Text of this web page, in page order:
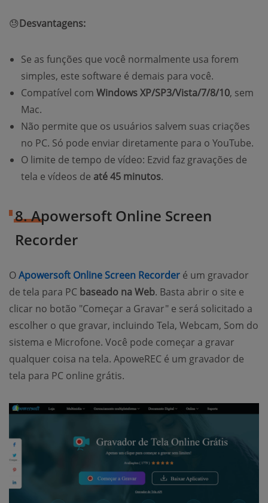
😓Desvantagens:
Se as funções que você normalmente usa forem
simples, este software é demais para você.
Compatível com Windows XP/SP3/Vista/7/8/10, sem
Mac.
Não permite que os usuários salvem suas criações
no PC. Só pode enviar diretamente para o YouTube.
O limite de tempo de vídeo: Ezvid faz gravações de
tela e vídeos de até 45 minutos.
8. Apowersoft Online Screen
Recorder
OApowersoft Online Screen Recorder é um gravador
de tela para PC baseado na Web. Basta abrir o site e
clicar no botão "Começar a Gravar" e será solicitado a
escolher o que gravar, incluindo Tela, Webcam, Som do
sistema e Microfone. Você pode começar a gravar
qualquer coisa na tela. ApoweREC é um gravador de
tela para PC online grátis.